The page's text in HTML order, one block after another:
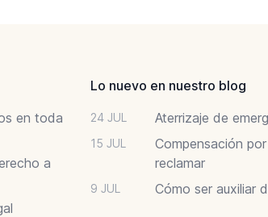
en toda
a
Lo nuevo en nuestro blog
24 JUL Aterrizaje de
15 JUL
Compensación
reclamar
9 JUL Cómo ser auxiliar